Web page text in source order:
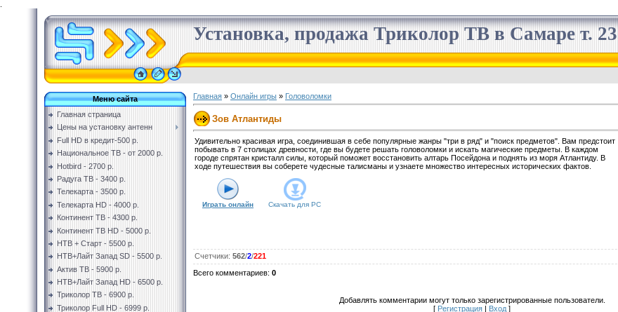
Установка, продажа Триколор ТВ в Самаре т.
Меню сайта
Главная страница
Цены на установку антенн
Full HD в кредит-500 р.
Национальное ТВ - от 2000 р.
Hotbird - 2700 р.
Радуга ТВ - 3400 р.
Телекарта - 3500 р.
Телекарта HD - 4000 р.
Континент ТВ - 4300 р.
Континент ТВ HD - 5000 р.
НТВ + Старт - 5500 р.
НТВ+Лайт Запад SD - 5500 р.
Актив ТВ - 5900 р.
НТВ+Лайт Запад HD - 6500 р.
Триколор ТВ - 6900 р.
Триколор Full HD - 6999 р.
Главная » Онлайн игры » Головоломки
Зов Атлантиды
Удивительно красивая игра, соединившая в себе популярные жанры "три в ряд" и "поиск предметов". Вам предстоит
побывать в 7 столицах древности, где вы будете решать головоломки и искать магические предметы. В каждом
городе спрятан кристалл силы, который поможет восстановить алтарь Посейдона и поднять из моря Атлантиду. В
ходе путешествия вы соберете чудесные талисманы и узнаете множество интересных исторических фактов.
Играть онлайн Скачать для PC
Счетчики: 562/2/221
Всего комментариев: 0
Добавлять комментарии могут только зарегистрированные пользователи.
[ Регистрация Вход ]